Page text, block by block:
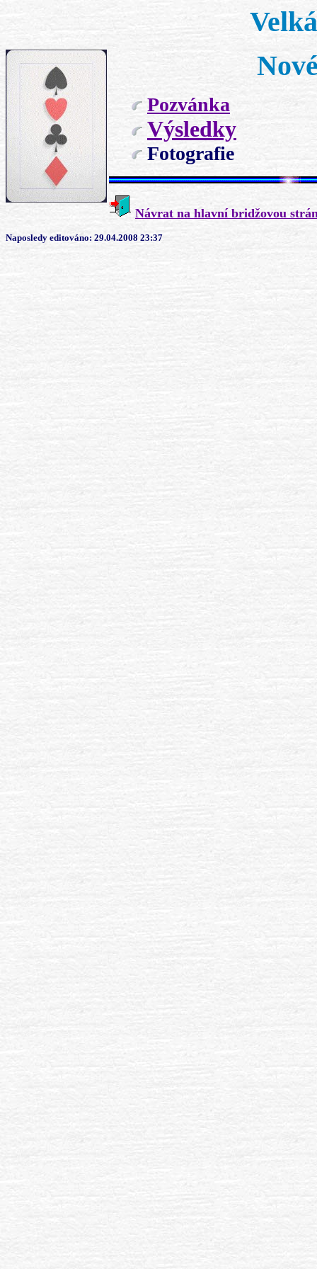
Pozvánka
Výsledky
Fotografie
Návrat na hlavní bridžovou
Naposledy editováno: 29.04.2008 23:37